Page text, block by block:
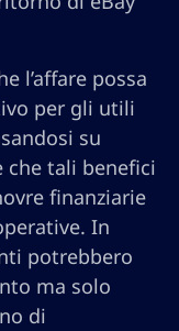
l’affare possa
per gli utili
su
che tali benefici
finanziarie
In
potrebbero
ma solo
di